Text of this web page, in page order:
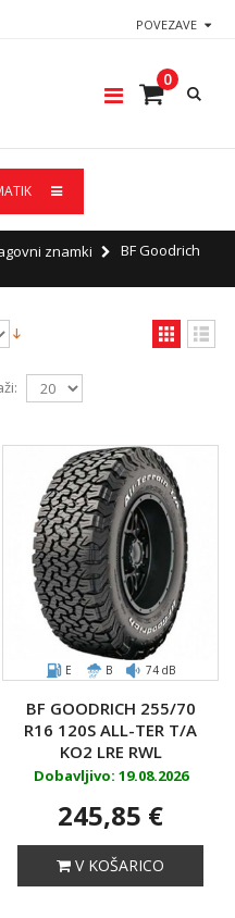
POVEZAVE
0
znamki BF Goodrich
E B 74 dB
BF GOODRICH 255/70
R16 120S ALL-TER T/A
KO2 LRE RWL
Dobavljivo: 19.08.2026
245,85 €
V KOŠARICO